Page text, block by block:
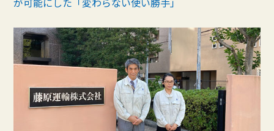
が可能にした「変わらない使い勝手」